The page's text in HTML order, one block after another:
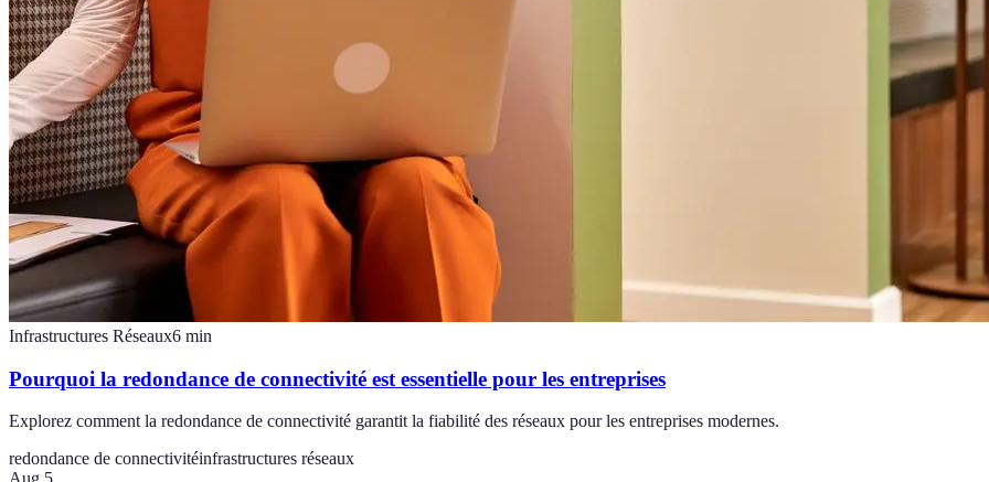
Infrastructures Réseaux6 min
Pourquoi la redondance de connectivité est essentielle pour les entreprises
Explorez comment la redondance de connectivité garantit la fiabilité des réseaux pour les entreprises modernes.
redondance de connectivitéinfrastructures réseaux